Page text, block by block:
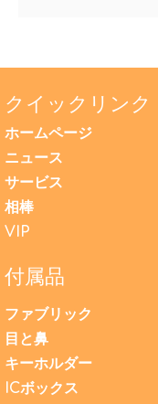
クイックリンク
ホームページ
ニュース
サービス
相棒
VIP
付属品
ファブリック
目と鼻
キーホルダー
ICボックス